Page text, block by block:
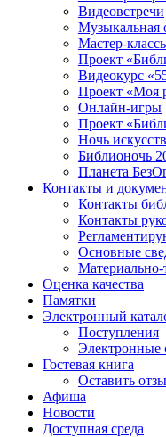
Видеовстречи
Музыкальная
Мастер-
Проект
Видеокурс
Проект «Моя
Онлайн-игры
Проект
Ночь искусств
Библионочь
Планета
Контакты и
Контакты
Контакты
Основные
Материально-
Оценка качества
Памятки
Электронный
Поступления
Электронные
Гостевая книга
Оставить
Афиша
Новости
Доступная среда